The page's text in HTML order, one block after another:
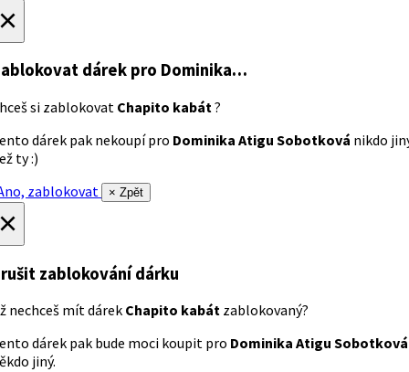
dárek pro Dominika…
si zablokovat Chapito kabát ?
dárek pak nekoupí pro Dominika Atigu Sobotková nikdo
ty :)
zablokovat
× Zpět
zablokování dárku
nechceš mít dárek Chapito kabát zablokovaný?
dárek pak bude moci koupit pro Dominika Atigu Sobotková
jiný.